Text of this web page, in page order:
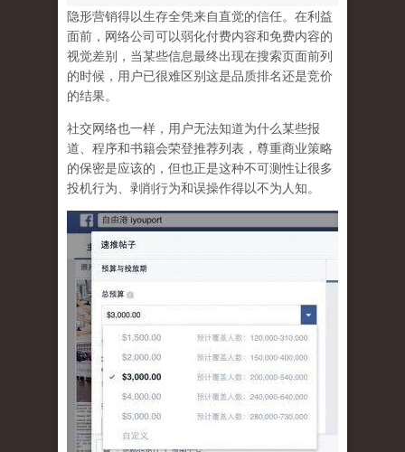
隐形营销得以生存全凭来自直觉的信任。在利益
面前，网络公司可以弱化付费内容和免费内容的
视觉差别，当某些信息最终出现在搜索页面前列
的时候，用户已很难区别这是品质排名还是竞价
的结果。
社交网络也一样， 用户无法知道为什么某些报
道、程序和书籍会荣登推荐列表，尊重商业策略
的保密是应该的，但也正是这种不可测性让很多
投机行为、剥削行为和误操作得以不为人知。